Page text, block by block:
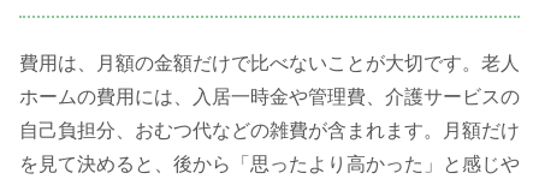
費用は、月額の金額だけで比べないことが大切です。老人
ホームの費用には、入居一時金や管理費、介護サービスの
自己負担分、おむつ代などの雑費が含まれます。月額だけ
を見て決めると、後から「思ったより高かった」と感じや